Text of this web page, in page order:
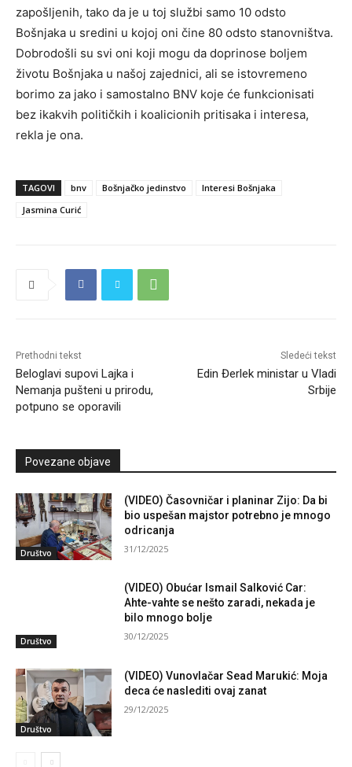
zapošljenih, tako da je u toj službi samo 10 odsto
Bošnjaka u sredini u kojoj oni čine 80 odsto stanovništva.
Dobrodošli su svi oni koji mogu da doprinose boljem
životu Bošnjaka u našoj zajednici, ali se istovremeno
borimo za jako i samostalno BNV koje će funkcionisati
bez ikakvih političkih i koalicionih pritisaka i interesa,
rekla je ona.
TAGOVI bnv Bošnjačko jedinstvo
Interesi Bošnjaka
Jasmina Curić
Prethodni tekst
Beloglavi supovi Lajka i
Nemanja pušteni u prirodu,
potpuno se oporavili
Sledeći tekst
Edin Đerlek ministar u Vladi
Srbije
Povezane objave
Društvo
(VIDEO) Časovničar i planinar Zijo: Da bi
bio uspešan majstor potrebno je mnogo
odricanja
31/12/2025
Društvo
(VIDEO) Obućar Ismail Salković Car:
Ahte-vahte se nešto zaradi, nekada je
bilo mnogo bolje
30/12/2025
Društvo
(VIDEO) Vunovlačar Sead Marukić: Moja
deca će naslediti ovaj zanat
29/12/2025